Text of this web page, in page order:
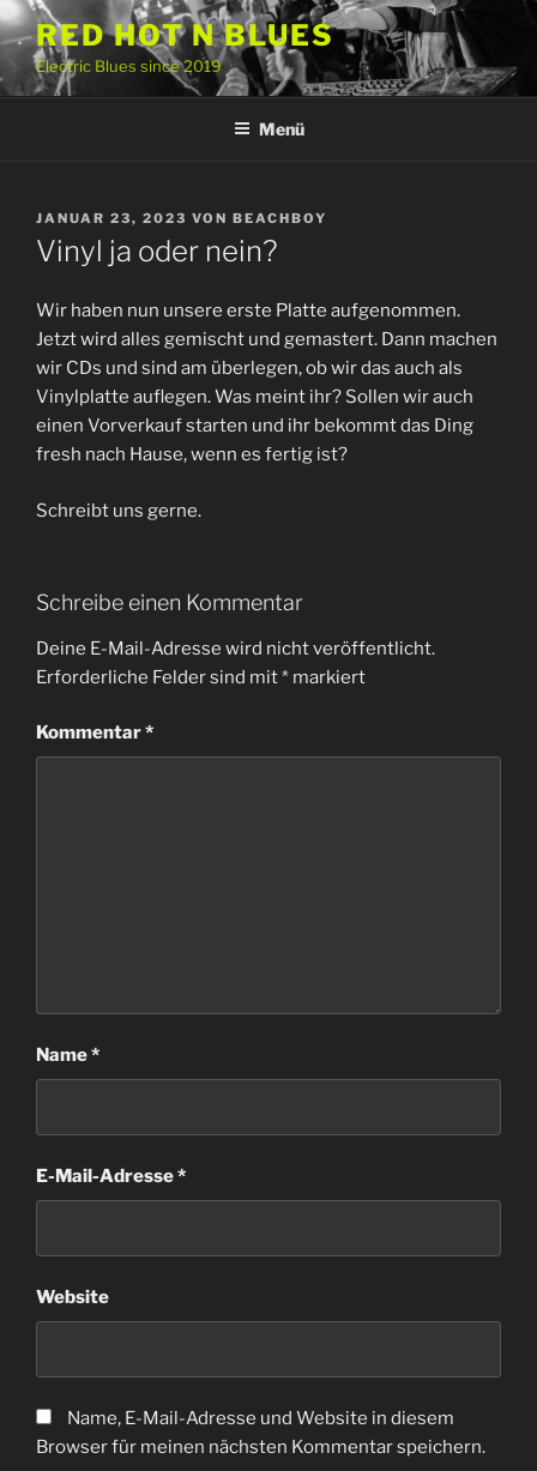
Zum
Inhalt
springen
RED HOT N BLUES
Electric Blues since 2019
Menü
VERÖFFENTLICHT
AM
JANUAR 23, 2023 VON BEACHBOY
Vinyl ja oder nein?
Wir haben nun unsere erste Platte aufgenommen.
Jetzt wird alles gemischt und gemastert. Dann machen
wir CDs und sind am überlegen, ob wir das auch als
Vinylplatte auflegen. Was meint ihr? Sollen wir auch
einen Vorverkauf starten und ihr bekommt das Ding
fresh nach Hause, wenn es fertig ist?
Schreibt uns gerne.
Schreibe einen Kommentar
Deine E-Mail-Adresse wird nicht veröffentlicht.
Erforderliche Felder sind mit* markiert
Kommentar*
Name*
E-Mail-Adresse*
Website
Name, E-Mail-Adresse und Website in diesem
Browser für meinen nächsten Kommentar speichern.